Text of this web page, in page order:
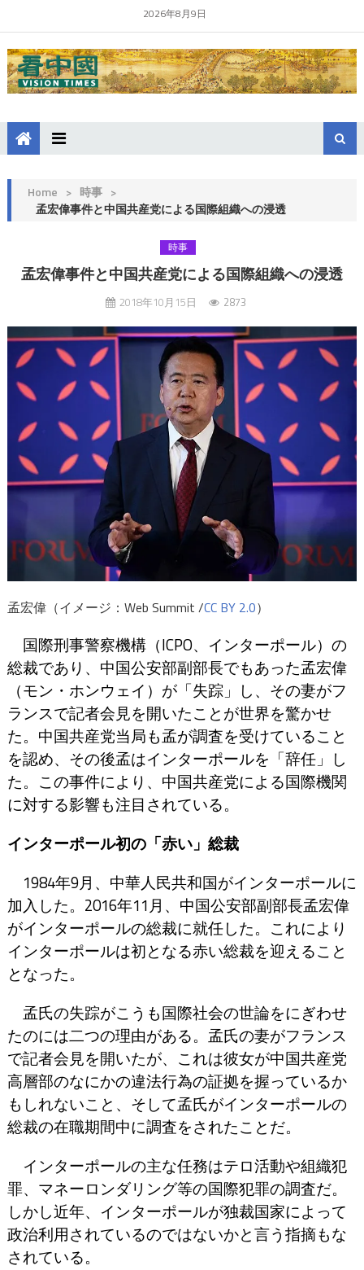
2026年8月9日
Home > 時事 >
孟宏偉事件と中国共産党による国際組織への浸透
時事
孟宏偉事件と中国共産党による国際組織への浸透
2018年10月15日 2873
孟宏偉（イメージ：Web Summit /CC BY 2.0）
国際刑事警察機構（ICPO、インターポール）の
総裁であり、中国公安部副部長でもあった孟宏偉
（モン・ホンウェイ）が「失踪」し、その妻がフ
ランスで記者会見を開いたことが世界を驚かせ
た。中国共産党当局も孟が調査を受けていること
を認め、その後孟はインターポールを「辞任」し
た。この事件により、中国共産党による国際機関
に対する影響も注目されている。
インターポール初の「赤い」総裁
1984年9月、中華人民共和国がインターポールに
加入した。2016年11月、中国公安部副部長孟宏偉
がインターポールの総裁に就任した。これにより
インターポールは初となる赤い総裁を迎えること
となった。
孟氏の失踪がこうも国際社会の世論をにぎわせ
たのには二つの理由がある。孟氏の妻がフランス
で記者会見を開いたが、これは彼女が中国共産党
高層部のなにかの違法行為の証拠を握っているか
もしれないこと、そして孟氏がインターポールの
総裁の在職期間中に調査をされたことだ。
インターポールの主な任務はテロ活動や組織犯
罪、マネーロンダリング等の国際犯罪の調査だ。
しかし近年、インターポールが独裁国家によって
政治利用されているのではないかと言う指摘もな
されている。